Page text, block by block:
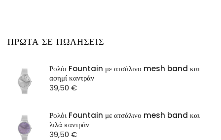
OXETTE
ST Watch
ΠΡΩΤΑ ΣΕ ΠΩΛΗΣΕΙΣ
Ρολόι Fountain με ατσάλινο mesh band και
ασημί καντράν
39,50 €
Ρολόι Fountain με ατσάλινο mesh band και
λιλά καντράν
39,50 €